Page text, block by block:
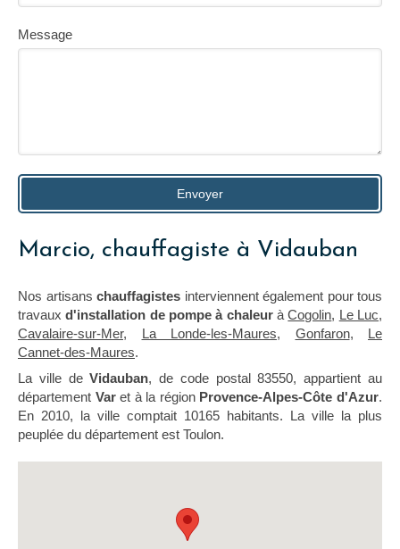
Message
Envoyer
Marcio, chauffagiste à Vidauban
Nos artisans chauffagistes interviennent également pour tous
travaux d'installation de pompe à chaleuràCogolin, Le Luc,
Cavalaire-sur-Mer, La Londe-les-Maures, Gonfaron, Le
Cannet-des-Maures.
La ville deVidauban, de code postal 83550, appartient au
département Varet à la région Provence-Alpes-Côte d'Azur.
En 2010, la ville comptait 10165 habitants. La ville la plus
peuplée du département est Toulon.